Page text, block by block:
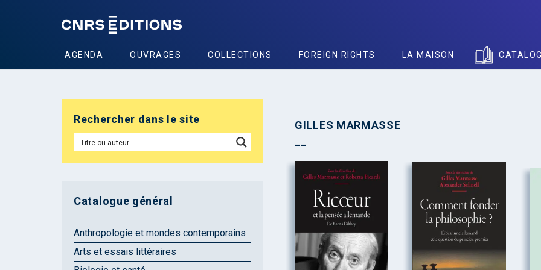
AGENDA OUVRAGES COLLECTIONS FOREIGN RIGHTS LA MAISON
GILLES MARMASSE
Rechercher dans le site
Catalogue général
Anthropologie et mondes contemporains
Arts et essais littéraires